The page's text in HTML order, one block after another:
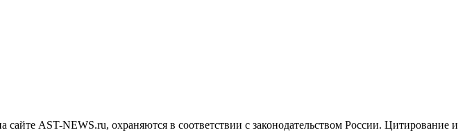
AST-NEWS.ru, охраняются в соответствии с законодательством России. Цитирование и